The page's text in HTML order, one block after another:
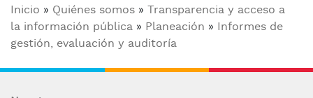
Sobrescribir
enlaces
de
Inicio Quiénes somos
Transparencia y acceso a
la información pública
Planeación
Informes de
gestión, evaluación y auditoría